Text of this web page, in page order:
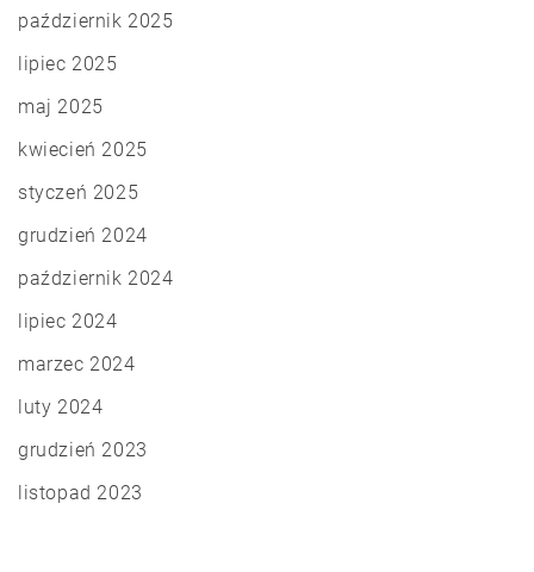
październik 2025
lipiec 2025
maj 2025
kwiecień 2025
styczeń 2025
grudzień 2024
październik 2024
lipiec 2024
marzec 2024
luty 2024
grudzień 2023
listopad 2023